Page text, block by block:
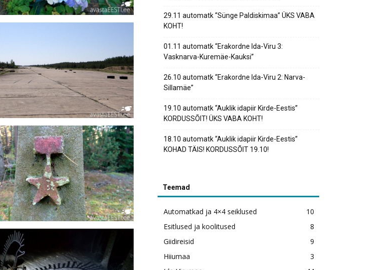
29.11 automatk “Sünge Paldiskimaa” ÜKS VABA
KOHT!
01.11 automatk “Erakordne Ida-Viru 3:
Vasknarva-Kuremäe-Kauksi”
26.10 automatk “Erakordne Ida-Viru 2: Narva-
Sillamäe”
19.10 automatk “Auklik idapiir Kirde-Eestis”
KORDUSSÕIT! ÜKS VABA KOHT!
18.10 automatk “Auklik idapiir Kirde-Eestis”
KOHAD TÄIS! KORDUSSÕIT 19.10!
Teemad
Automatkad ja 4×4 seiklused
10
Esitlused ja koolitused
8
Giidireisid
9
Hiiumaa
3